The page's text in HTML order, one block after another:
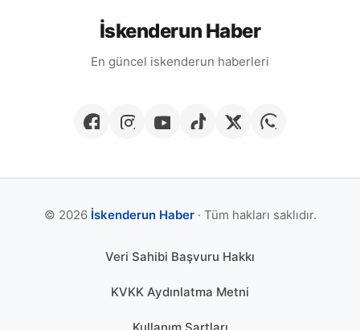
İskenderun Haber
En güncel iskenderun haberleri
© 2026 İskenderun Haber· Tüm hakları saklıdır.
Veri Sahibi Başvuru Hakkı
KVKK Aydınlatma Metni
Kullanım Şartları